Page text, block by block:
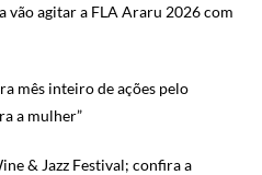
vão agitar a FLA Araru 2026 com
mês inteiro de ações pelo
a mulher”
& Jazz Festival; confira a